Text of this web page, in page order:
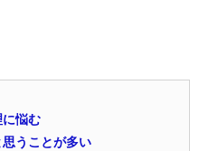
に悩む
うことが多い